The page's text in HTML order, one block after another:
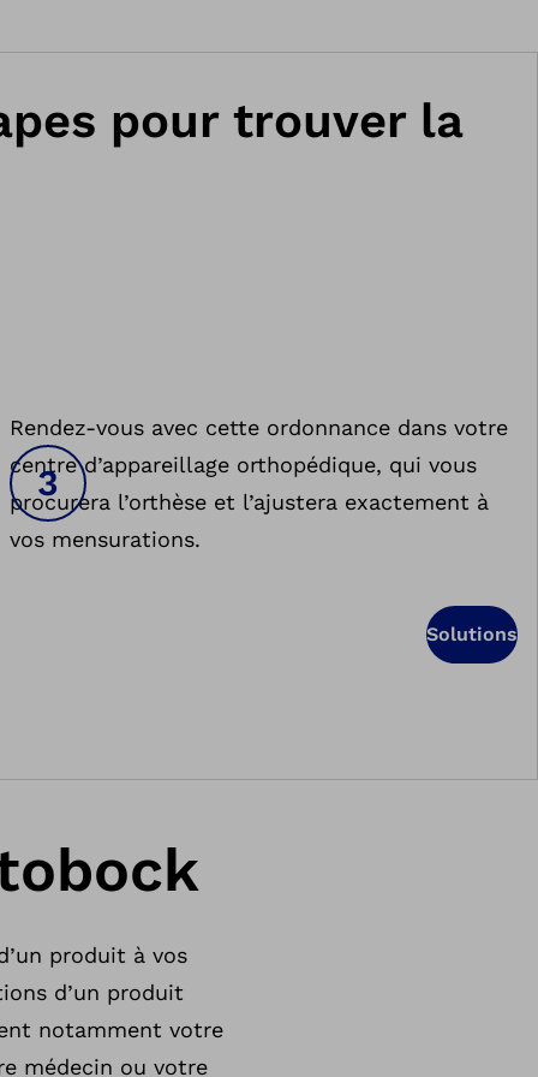
pour trouver la
Rendez-vous avec cette ordonnance dans votre
centre d’appareillage orthopédique, qui vous
procurera l’orthèse et l’ajustera exactement à
vos mensurations.
Solutions
produit à vos
d’un produit
notamment votre
médecin ou votre